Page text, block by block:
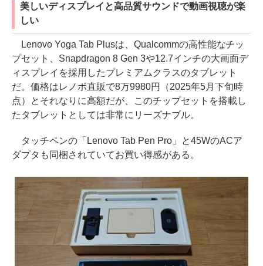
美しいディスプレイと高品質サウンドで動画視聴が楽
しい
Lenovo Yoga Tab Plusは、Qualcommの高性能なチッ
プセット、Snapdragon 8 Gen 3や12.7インチの大画面デ
ィスプレイを採用したプレミアムクラスのタブレット
だ。価格はレノボ直販で8万9980円（2025年5月下旬時
点）とそれなりに高額だが、このチップセットを搭載し
たタブレットとしては非常にリーズナブル。
タッチペンの「Lenovo Tab Pen Pro」と45WのACア
ダプタも同梱されていてお買い得感がある。